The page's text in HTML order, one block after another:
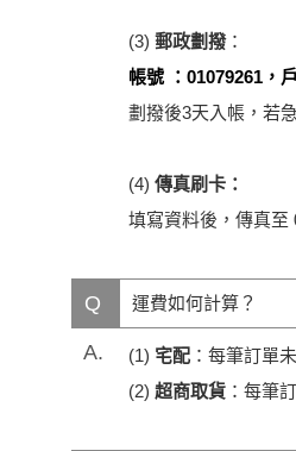
(3) 郵政劃撥：
帳號 ：01079261，
劃撥後3天入帳，若
(4) 傳真刷卡：
填寫資料後，傳真至
Q 運費如何計算？
A. (1) 宅配 ：每筆訂單
(2) 超商取貨 ：每筆